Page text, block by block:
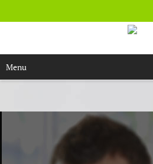
Menu